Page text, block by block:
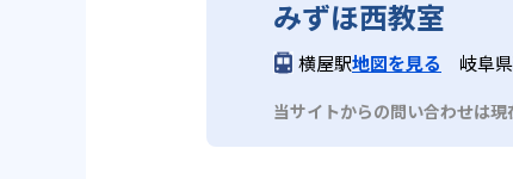
みずほ西教室
横屋駅地図を見る 岐阜
当サイトからの問い合わせは